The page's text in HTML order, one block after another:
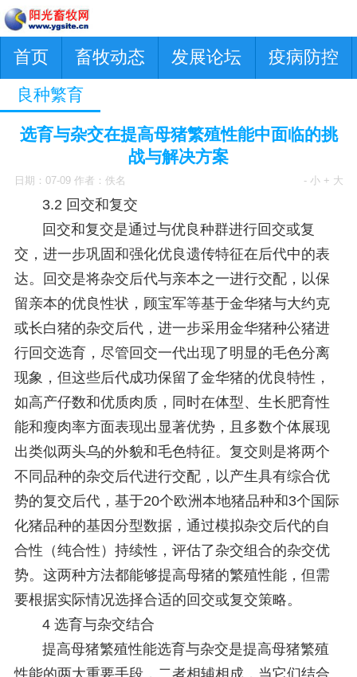
首页 畜牧动态 发展论坛 疫病防控
良种繁育
选育与杂交在提高母猪繁殖性能中面临的挑
战与解决方案
日期：07-09 作者：佚名 - 小 + 大
3.2 回交和复交
回交和复交是通过与优良种群进行回交或复
交，进一步巩固和强化优良遗传特征在后代中的表
达。回交是将杂交后代与亲本之一进行交配，以保
留亲本的优良性状，顾宝军等基于金华猪与大约克
或长白猪的杂交后代，进一步采用金华猪种公猪进
行回交选育，尽管回交一代出现了明显的毛色分离
现象，但这些后代成功保留了金华猪的优良特性，
如高产仔数和优质肉质，同时在体型、生长肥育性
能和瘦肉率方面表现出显著优势，且多数个体展现
出类似两头乌的外貌和毛色特征。复交则是将两个
不同品种的杂交后代进行交配，以产生具有综合优
势的复交后代，基于20个欧洲本地猪品种和3个国际
化猪品种的基因分型数据，通过模拟杂交后代的自
合性（纯合性）持续性，评估了杂交组合的杂交优
势。这两种方法都能够提高母猪的繁殖性能，但需
要根据实际情况选择合适的回交或复交策略。
4 选育与杂交结合
提高母猪繁殖性能选育与杂交是提高母猪繁殖